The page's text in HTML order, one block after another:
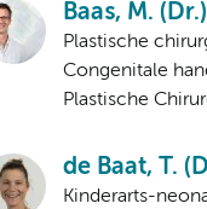
Baas, M. (Dr.)
Plastische
Congenitale
Plastische
de Baat, T.
Kinderarts-